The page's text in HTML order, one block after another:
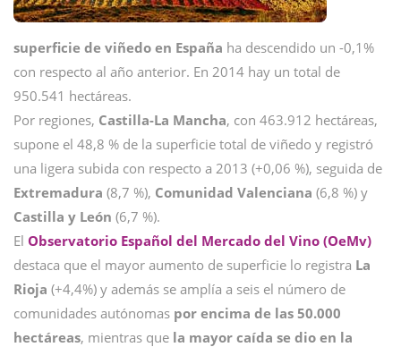
superficie de viñedo en España ha descendido un -0,1%
con respecto al año anterior. En 2014 hay un total de
950.541 hectáreas.
Por regiones, Castilla-La Mancha, con 463.912 hectáreas,
supone el 48,8 % de la superficie total de viñedo y registró
una ligera subida con respecto a 2013 (+0,06 %), seguida de
Extremadura (8,7 %), Comunidad Valenciana (6,8 %) y
Castilla y León (6,7 %).
El Observatorio Español del Mercado del Vino (OeMv)
destaca que el mayor aumento de superficie lo registra La
Rioja (+4,4%) y además se amplía a seis el número de
comunidades autónomas por encima de las 50.000
hectáreas, mientras que la mayor caída se dio en la